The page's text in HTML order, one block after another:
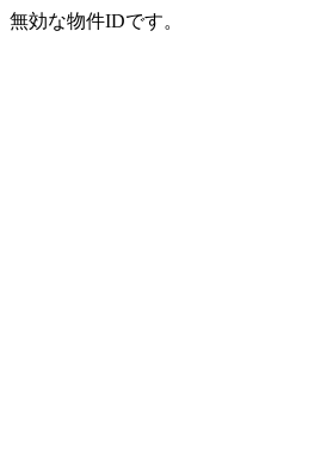
無効な物件IDです。